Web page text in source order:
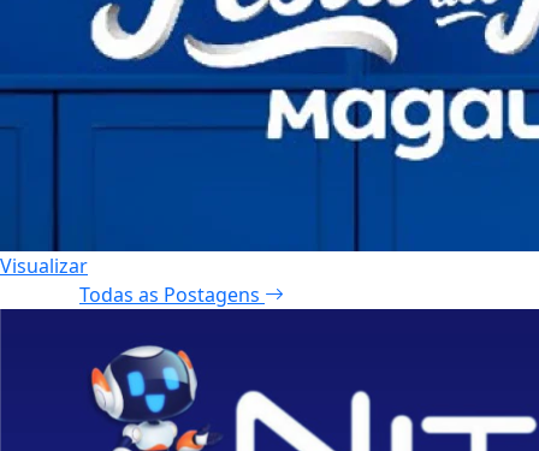
Visualizar
Todas as Postagens